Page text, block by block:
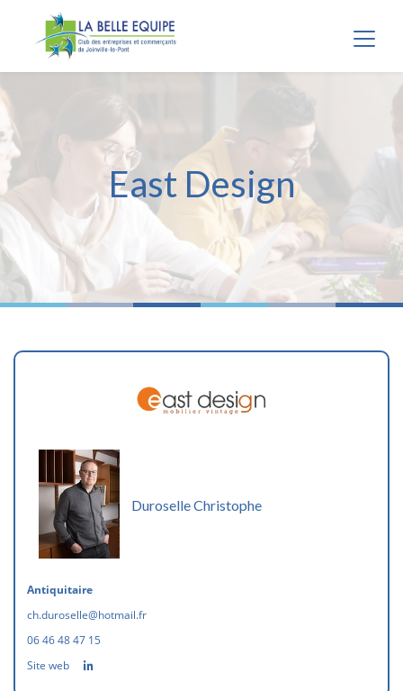
East Design
Duroselle Christophe
Antiquitaire
ch.duroselle@hotmail.fr
06 46 48 47 15
Site web
Panneau de gestion des cookies